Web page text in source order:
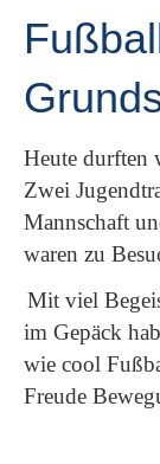
Heute durften
Zwei
Mannschaft
waren zu
Mit viel
im Gepäck
wie cool
Freude